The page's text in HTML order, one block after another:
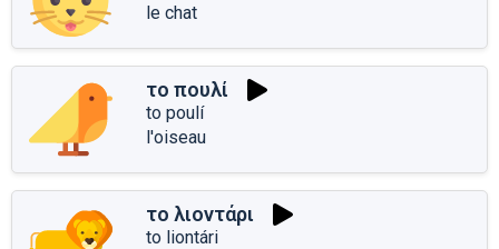
le chat
το πουλί
to poulí
l'oiseau
το λιοντάρι
to liontári